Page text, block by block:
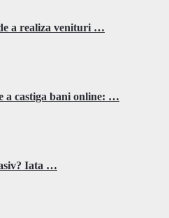
a realiza venituri …
a castiga bani online: …
Iata …